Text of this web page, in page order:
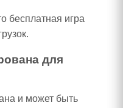
бесплатная игра
для
и может быть